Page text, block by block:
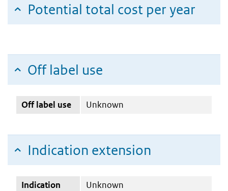
Potential total cost per year
Off label use
Off label use Unknown
Indication extension
Indication
Unknown